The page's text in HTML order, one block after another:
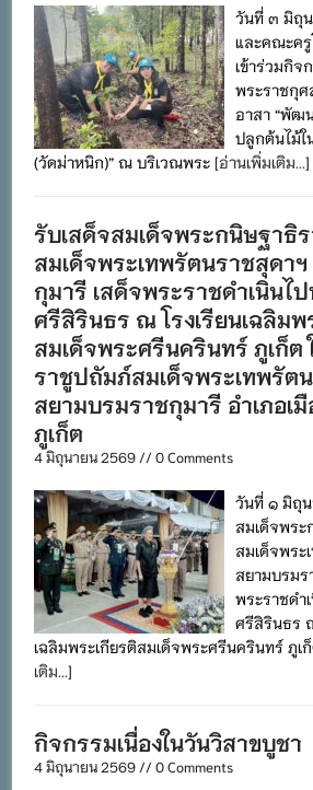
วันที่ ๓ มิถุ
และคณะครู
เข้าร่วมกิจ
พระราชกุศ
อาสา “พัฒ
ปลูกต้นไม้ใ
(วัดม่าหนิก)” ณ บริเวณพระ[อ่านเพิ่มเติม...]
รับเสด็จสมเด็จพระกนิษฐาธิ
สมเด็จพระเทพรัตนราชสุดา
กุมารี เสด็จพระราชดำเนินไ
ศรีสิรินธร ณ โรงเรียนเฉลิมพ
สมเด็จพระศรีนครินทร์ ภูเก็ต
ราชูปถัมภ์สมเด็จพระเทพรัต
สยามบรมราชกุมารี อำเภอเ
ภูเก็ต
4 มิถุนายน 2569 // 0 Comments
วันที่ ๑ มิถุ
สมเด็จพระ
สมเด็จพระ
สยามบรมร
พระราชดำ
ศรีสิรินธร
เฉลิมพระเกียรติสมเด็จพระศรีนครินทร์ ภูเ
เติม...]
กิจกรรมเนื่องในวันวิสาขบูชา
4 มิถุนายน 2569 // 0 Comments